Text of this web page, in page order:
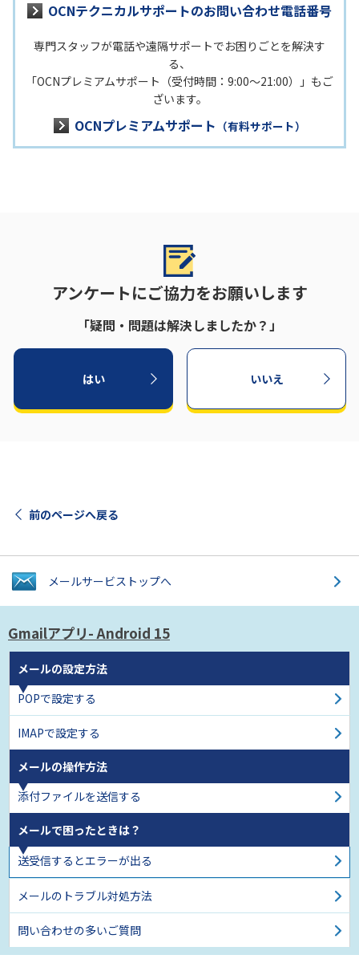
OCNテクニカルサポートのお問い合わせ電話番号
専門スタッフが電話や遠隔サポートでお困りごとを解決す
る、
「OCNプレミアムサポート（受付時間：9:00～21:00）」もご
ざいます。
OCNプレミアムサポート （有料サポート）
アンケートにご協力をお願いします
「疑問・問題は解決しましたか？」
はい いいえ
前のページへ戻る
メールサービス トップへ
Gmailアプリ- Android 15
メールの設定方法
POPで設定する
IMAPで設定する
メールの操作方法
添付ファイルを送信する
メールで困ったときは？
送受信するとエラーが出る
メールのトラブル対処方法
問い合わせの多いご質問